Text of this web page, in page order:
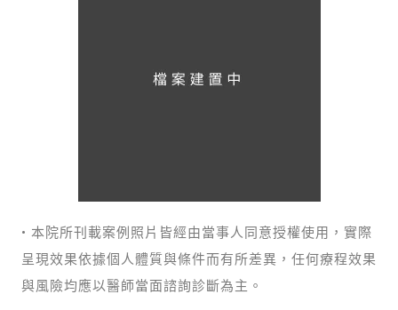
• 本院所刊載案例照片皆經由當事人同意授權使用，實際
呈現效果依據個人體質與條件而有所差異，任何療程效果
與風險均應以醫師當面諮詢診斷為主。